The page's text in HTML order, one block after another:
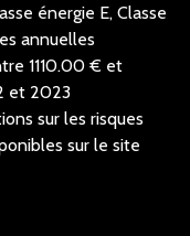
énergie E, Classe
annuelles
1110.00 € et
et 2023
sur les risques
sur le site